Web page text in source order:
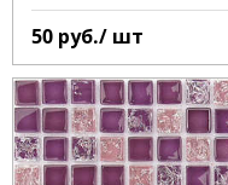
50 руб./ шт